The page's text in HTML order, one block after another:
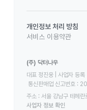
개인정보 처리 방침
서비스 이용약관
(주) 닥터나우
대표 정진웅 | 사업자
통신판매업 신고번호
주소 : 서울 강남구 테헤
사업자 정보 확인